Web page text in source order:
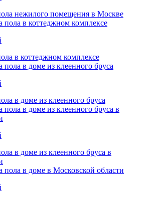
нежилого помещения в Москве
в коттеджном комплексе
в доме из клеенного бруса
в доме из клеенного бруса в